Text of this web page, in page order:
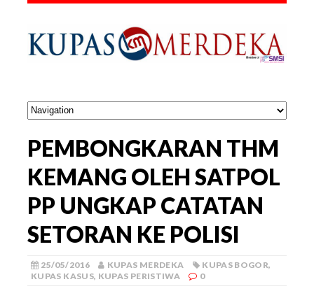
PEMBONGKARAN THM
KEMANG OLEH SATPOL
PP UNGKAP CATATAN
SETORAN KE POLISI
25/05/2016 KUPAS MERDEKA KUPAS BOGOR,
KUPAS KASUS, KUPAS PERISTIWA 0